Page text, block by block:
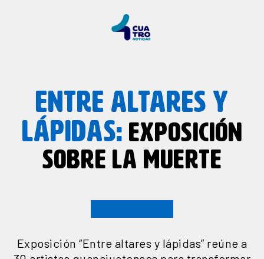
ENTRE ALTARES Y
LÁPIDAS: EXPOSICIÓN
SOBRE LA MUERTE
Exposición “Entre altares y lápidas” reúne a